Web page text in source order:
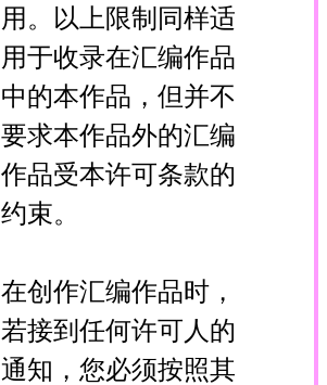
用。以上限制同样适
用于收录在汇编作品
中的本作品，但并不
要求本作品外的汇编
作品受本许可条款的
约束。
在创作汇编作品时，
若接到任何许可人的
通知，您必须按照其